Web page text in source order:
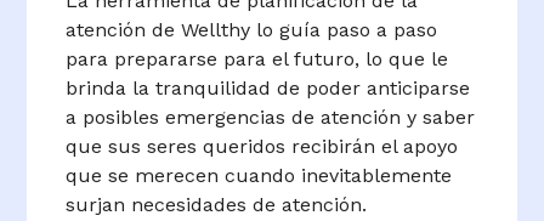
atención de Wellthy lo guía paso a paso
para prepararse para el futuro, lo que le
brinda la tranquilidad de poder anticiparse
a posibles emergencias de atención y saber
que sus seres queridos recibirán el apoyo
que se merecen cuando inevitablemente
surjan necesidades de atención.